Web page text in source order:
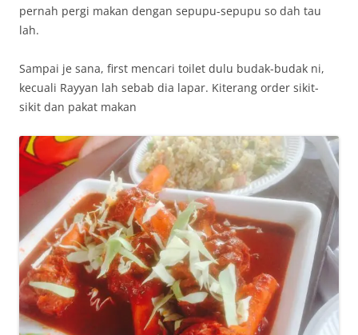
pernah pergi makan dengan sepupu-sepupu so dah tau
lah.
Sampai je sana, first mencari toilet dulu budak-budak ni,
kecuali Rayyan lah sebab dia lapar. Kiterang order sikit-
sikit dan pakat makan